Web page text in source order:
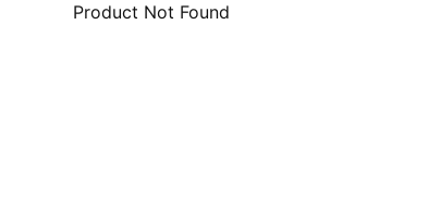
Product Not Found